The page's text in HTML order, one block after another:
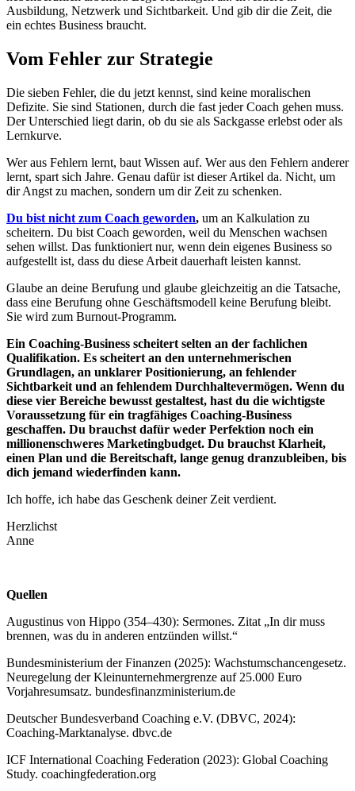
Ausbildung, Netzwerk und Sichtbarkeit. Und gib dir die Zeit, die
ein echtes Business braucht.
Vom Fehler zur Strategie
Die sieben Fehler, die du jetzt kennst, sind keine moralischen
Defizite. Sie sind Stationen, durch die fast jeder Coach gehen muss.
Der Unterschied liegt darin, ob du sie als Sackgasse erlebst oder als
Lernkurve.
Wer aus Fehlern lernt, baut Wissen auf. Wer aus den Fehlern anderer
lernt, spart sich Jahre. Genau dafür ist dieser Artikel da. Nicht, um
dir Angst zu machen, sondern um dir Zeit zu schenken.
Du bist nicht zum Coach geworden, um an Kalkulation zu
scheitern. Du bist Coach geworden, weil du Menschen wachsen
sehen willst. Das funktioniert nur, wenn dein eigenes Business so
aufgestellt ist, dass du diese Arbeit dauerhaft leisten kannst.
Glaube an deine Berufung und glaube gleichzeitig an die Tatsache,
dass eine Berufung ohne Geschäftsmodell keine Berufung bleibt.
Sie wird zum Burnout-Programm.
Ein Coaching-Business scheitert selten an der fachlichen
Qualifikation. Es scheitert an den unternehmerischen
Grundlagen, an unklarer Positionierung, an fehlender
Sichtbarkeit und an fehlendem Durchhaltevermögen. Wenn du
diese vier Bereiche bewusst gestaltest, hast du die wichtigste
Voraussetzung für ein tragfähiges Coaching-Business
geschaffen. Du brauchst dafür weder Perfektion noch ein
millionenschweres Marketingbudget. Du brauchst Klarheit,
einen Plan und die Bereitschaft, lange genug dranzubleiben, bis
dich jemand wiederfinden kann.
Ich hoffe, ich habe das Geschenk deiner Zeit verdient.
Herzlichst
Anne
Quellen
Augustinus von Hippo (354–430): Sermones. Zitat „In dir muss
brennen, was du in anderen entzünden willst.“
Bundesministerium der Finanzen (2025): Wachstumschancengesetz.
Neuregelung der Kleinunternehmergrenze auf 25.000 Euro
Vorjahresumsatz. bundesfinanzministerium.de
Deutscher Bundesverband Coaching e.V. (DBVC, 2024):
Coaching-Marktanalyse. dbvc.de
ICF International Coaching Federation (2023): Global Coaching
Study. coachingfederation.org